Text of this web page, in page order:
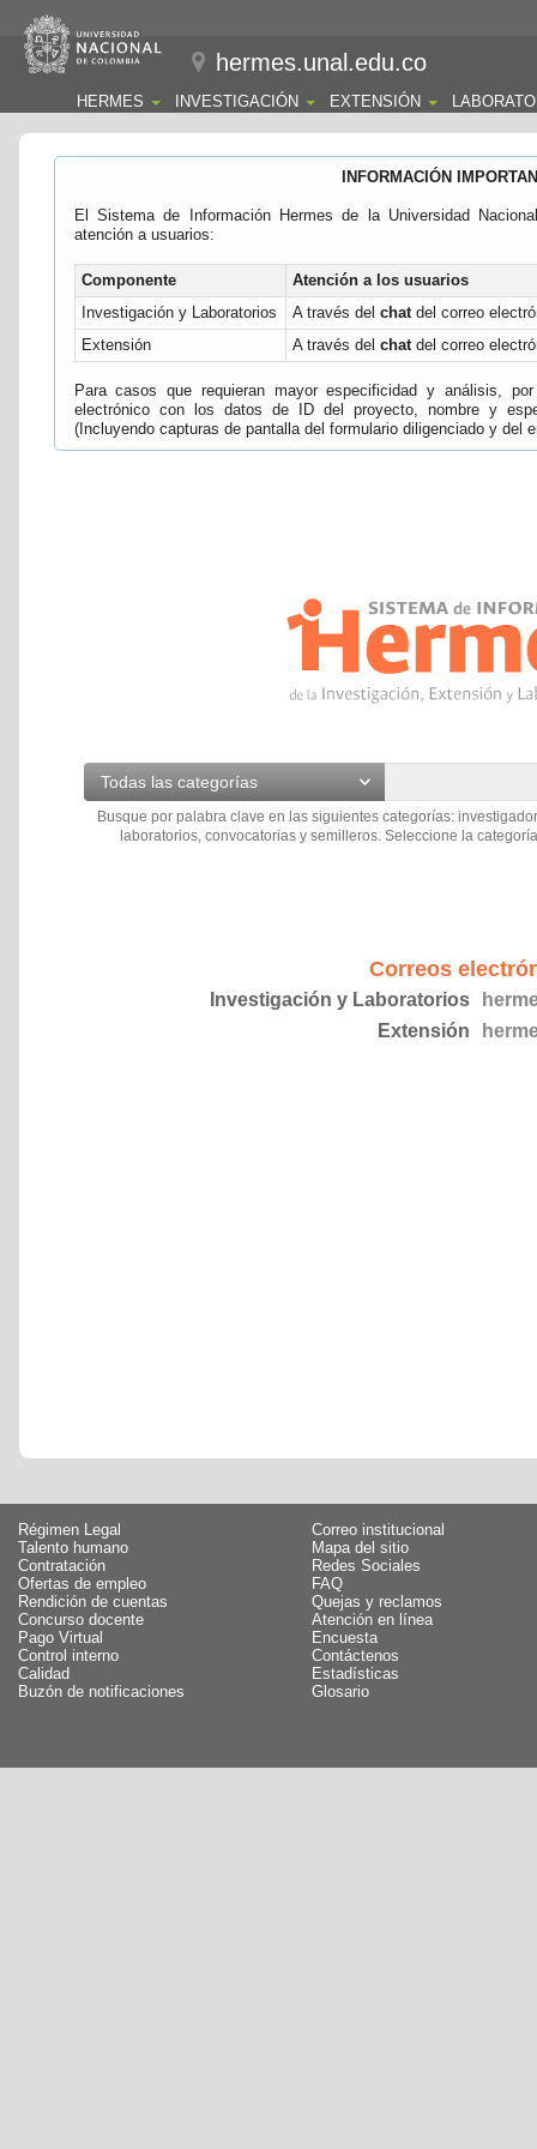
hermes.unal.edu.co
HERMES INVESTIGACIÓN EXTENSIÓN
INFORMACIÓN
El Sistema de Información Hermes de la Universidad
atención a usuarios:
Componente
Atención a los usuarios
Investigación y Laboratorios
A través del chatdel correo
Extensión
A través del chatdel correo
Para casos que requieran mayor especificidad y análisis,
electrónico con los datos de ID del proyecto, nombre y
(Incluyendo capturas de pantalla del formulario diligenciado y del
Todas las categorías
Busque por palabra clave en las siguientes categorías:
laboratorios, convocatorias y semilleros. Seleccione la
Correos
Investigación y Laboratorios
Extensión
Régimen Legal
Talento humano
Contratación
Ofertas de empleo
Rendición de cuentas
Concurso docente
Pago Virtual
Control interno
Calidad
Buzón de notificaciones
Correo institucional
Mapa del sitio
Redes Sociales
FAQ
Quejas y reclamos
Atención en línea
Encuesta
Contáctenos
Estadísticas
Glosario